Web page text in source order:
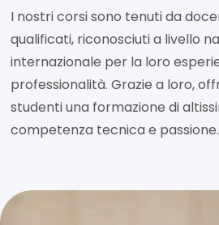
I nostri corsi sono tenuti da
qualificati, riconosciuti a livello
internazionale per la loro
professionalità. Grazie a loro,
studenti una formazione di
competenza tecnica e passione.